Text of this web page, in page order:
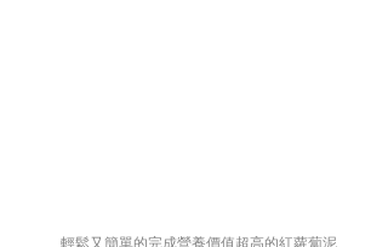
輕鬆又簡單的完成營養價值超高的紅蘿蔔泥